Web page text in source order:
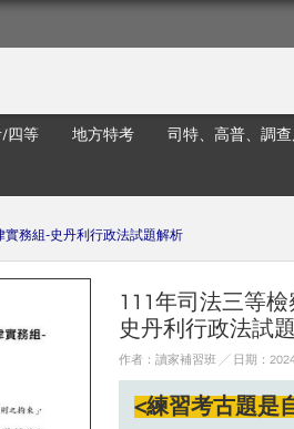
/四等 地方特考 司特、高普、調
務組-史丹利行政法試題解析
111年司法三等
史丹利行政法試
作者：讀家補習班 ╱ 日期：
<練習考古題是